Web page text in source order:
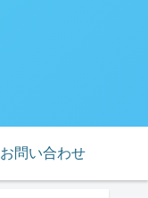
お問い合わせ